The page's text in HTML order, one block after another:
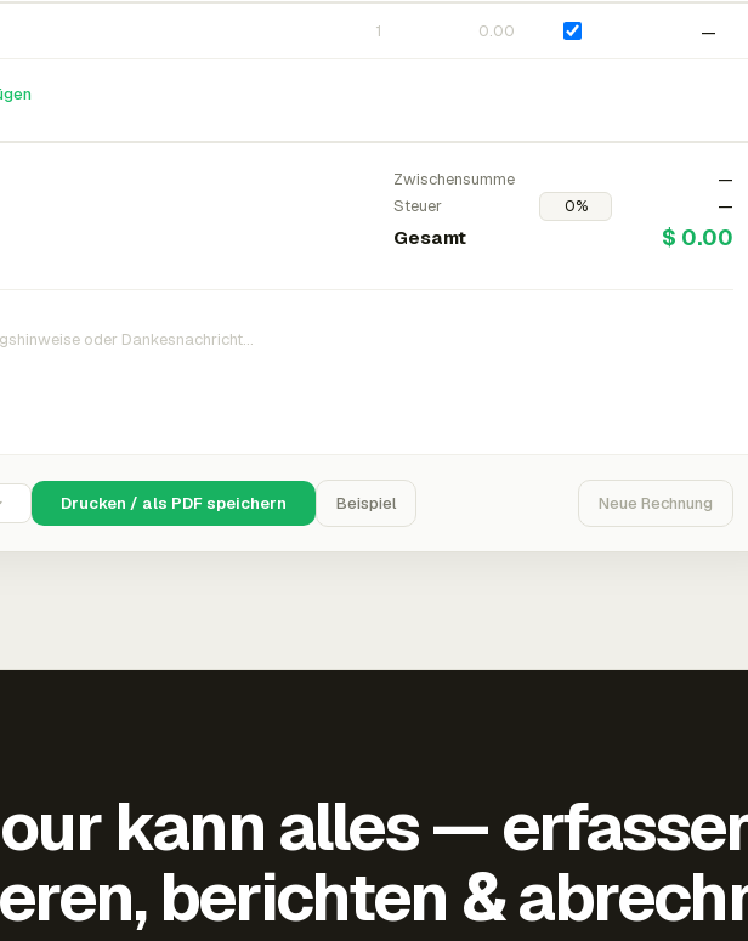
—
Zwischensumme
—
Steuer
—
Gesamt $ 0.00
Drucken / als PDF speichern Beispiel Neue Rechnung
kann alles —
berichten &